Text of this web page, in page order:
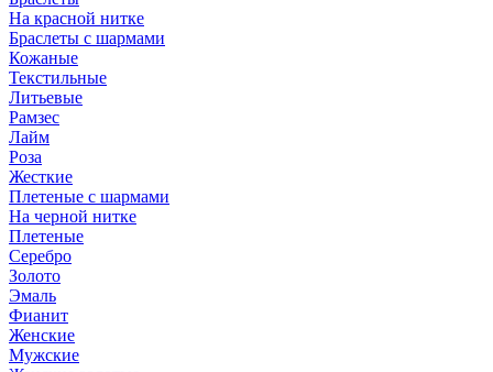
На красной нитке
Браслеты с шармами
Кожаные
Текстильные
Литьевые
Рамзес
Лайм
Роза
Жесткие
Плетеные с шармами
На черной нитке
Плетеные
Серебро
Золото
Эмаль
Фианит
Женские
Мужские